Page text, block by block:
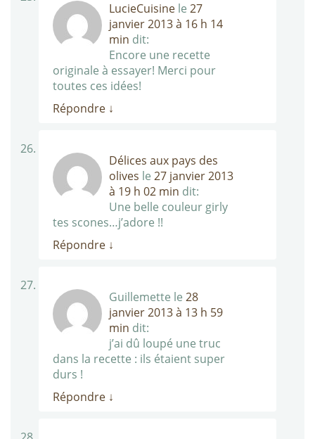
LucieCuisine le 27
janvier 2013 à 16 h 14
min dit:
Encore une recette
originale à essayer! Merci pour
toutes ces idées!
Répondre ↓
Délices aux pays des
olives le 27 janvier 2013
à 19 h 02 min dit:
Une belle couleur girly
tes scones…j’adore !!
Répondre ↓
Guillemette le 28
janvier 2013 à 13 h 59
min dit:
j’ai dû loupé une truc
dans la recette : ils étaient super
durs !
Répondre ↓